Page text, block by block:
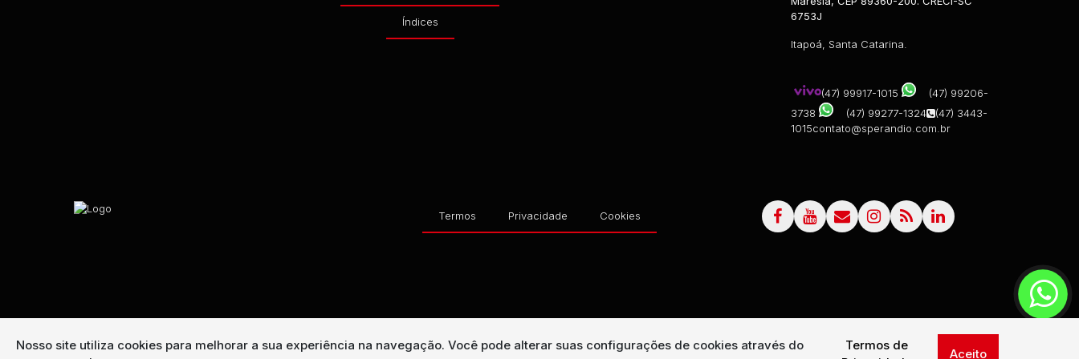
Nosso site utiliza cookies para melhorar a sua experiência na navegação. Você pode alterar suas configurações de cookies através do
Termos de
Aceito
Índices
6753J
Itapoá, Santa Catarina.
(47) 99917-1015
(47) 99206-
3738
(47) 99277-1324
(47) 3443-
1015contato@sperandio.com.br
Termos Privacidade Cookies